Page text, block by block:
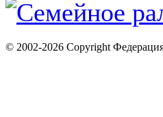
© 2002-2026 Copyright